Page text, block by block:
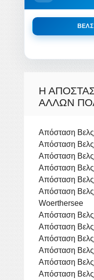
ΒΕΛΣ
Η
ΆΛΛΩΝ
Απόσταση Βελς
Απόσταση Βελς
Απόσταση Βελς
Απόσταση
Απόσταση
Απόσταση
Woerthersee
Απόσταση
Απόσταση Βελς
Απόσταση
Απόσταση Βελς
Απόσταση Βελς
Απόσταση